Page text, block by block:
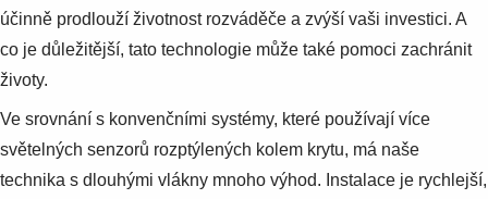
Kontakt
Kariéra
účinně prodlouží životnost rozváděče a zvýší vaši investici. A
co je důležitější, tato technologie může také pomoci zachránit
životy.
Ve srovnání s konvenčními systémy, které používají více
světelných senzorů rozptýlených kolem krytu, má naše
technika s dlouhými vlákny mnoho výhod. Instalace je rychlejší,